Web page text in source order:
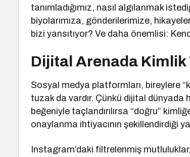
tanımladığımız, nasıl algılanmak
biyolarımıza, gönderilerimize,
bizi yansıtıyor? Ve daha önemlisi:
Dijital Arenada Kimlik
Sosyal medya platformları, bireylere
tuzak da vardır. Çünkü dijital dünyada
beğeniyle taçlandırılırsa “doğru”
onaylanma ihtiyacının şekillendirdiği
Instagram’daki filtrelenmiş